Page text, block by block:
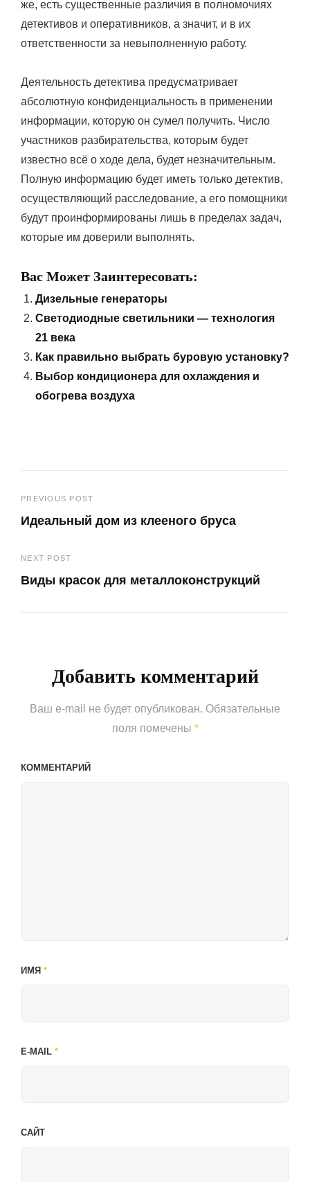
же, есть существенные различия в полномочиях
детективов и оперативников, а значит, и в их
ответственности за невыполненную работу.
Деятельность детектива предусматривает
абсолютную конфиденциальность в применении
информации, которую он сумел получить. Число
участников разбирательства, которым будет
известно всё о ходе дела, будет незначительным.
Полную информацию будет иметь только детектив,
осуществляющий расследование, а его помощники
будут проинформированы лишь в пределах задач,
которые им доверили выполнять.
Вас Может Заинтересовать:
Дизельные генераторы
Светодиодные светильники — технология
21 века
Как правильно выбрать буровую установку?
Выбор кондиционера для охлаждения и
обогрева воздуха
Навигация
по
записям
PREVIOUS POST
Идеальный дом из клееного бруса
Post
NEXT POST
Виды красок для металлоконструкций
Добавить комментарий
Ваш e-mail не будет опубликован. Обязательные
поля помечены *
КОММЕНТАРИЙ
ИМЯ *
E-MAIL *
САЙТ